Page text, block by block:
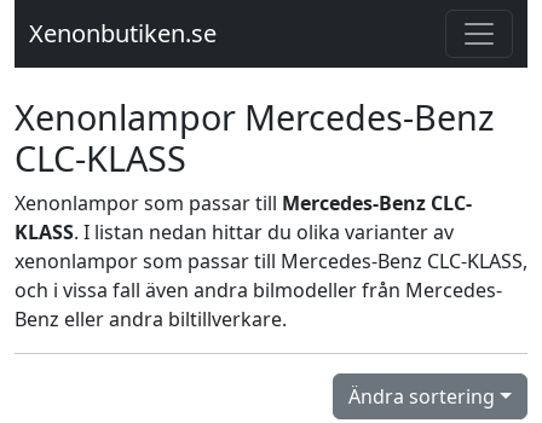
Xenonbutiken.se
Xenonlampor Mercedes-Benz
CLC-KLASS
Xenonlampor som passar till Mercedes-Benz CLC-
KLASS. I listan nedan hittar du olika varianter av
xenonlampor som passar till Mercedes-Benz CLC-KLASS,
och i vissa fall även andra bilmodeller från Mercedes-
Benz eller andra biltillverkare.
Ändra sortering